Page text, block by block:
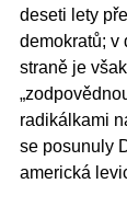
deseti lety
demokratů; v
straně je
radikálkami
se posunuly
americká